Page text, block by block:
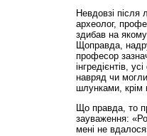
Невдовзі після
археолог,
здибав на
Щоправда,
професор
інгредієнтів,
навряд чи
шлунками, крім
Що правда, то
зауваження:
мені не